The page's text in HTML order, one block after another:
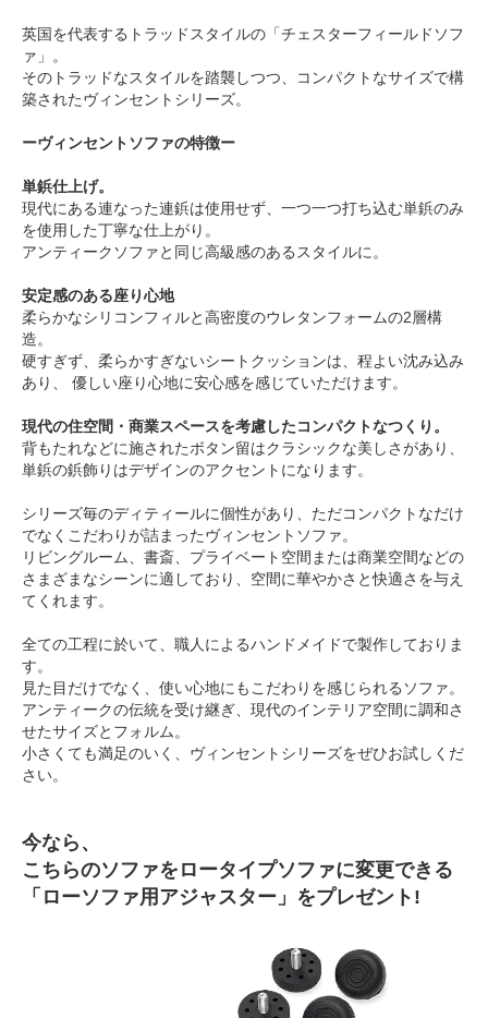
英国を代表するトラッドスタイルの「チェスターフィールドソフ
ァ」。
そのトラッドなスタイルを踏襲しつつ、コンパクトなサイズで構
築されたヴィンセントシリーズ。
ーヴィンセントソファの特徴ー
単鋲仕上げ。
現代にある連なった連鋲は使用せず、一つ一つ打ち込む単鋲のみ
を使用した丁寧な仕上がり。
アンティークソファと同じ高級感のあるスタイルに。
安定感のある座り心地
柔らかなシリコンフィルと高密度のウレタンフォームの2層構
造。
硬すぎず、柔らかすぎないシートクッションは、程よい沈み込み
あり、 優しい座り心地に安心感を感じていただけます。
現代の住空間・商業スペースを考慮したコンパクトなつくり。
背もたれなどに施されたボタン留はクラシックな美しさがあり、
単鋲の鋲飾りはデザインのアクセントになります。
シリーズ毎のディティールに個性があり、ただコンパクトなだけ
でなくこだわりが詰まったヴィンセントソファ。
リビングルーム、書斎、プライベート空間または商業空間などの
さまざまなシーンに適しており、空間に華やかさと快適さを与え
てくれます。
全ての工程に於いて、職人によるハンドメイドで製作しておりま
す。
見た目だけでなく、使い心地にもこだわりを感じられるソファ。
アンティークの伝統を受け継ぎ、現代のインテリア空間に調和さ
せたサイズとフォルム。
小さくても満足のいく、ヴィンセントシリーズをぜひお試しくだ
さい。
今なら、
こちらのソファをロータイプソファに変更できる
「ローソファ用アジャスター」をプレゼント!